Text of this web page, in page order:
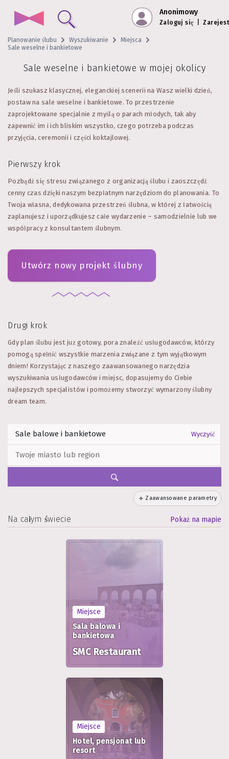
Anonimowy
Zaloguj się
Planowanie ślubu Wyszukiwanie
Miejsca
Sale weselne i bankietowe
Sale weselne i bankietowe w mojej okolicy
Jeśli szukasz klasycznej, eleganckiej scenerii na Wasz wielki dzień,
postaw na sale weselne i bankietowe. To przestrzenie
zaprojektowane specjalnie z myślą o parach młodych, tak aby
zapewnić im i ich bliskim wszystko, czego potrzeba podczas
przyjęcia, ceremonii i części koktajlowej.
Pierwszy krok
Pozbądź się stresu związanego z organizacją ślubu i zaoszczędź
cenny czas dzięki naszym bezpłatnym narzędziom do planowania. To
Twoja własna, dedykowana przestrzeń ślubna, w której z łatwością
zaplanujesz i uporządkujesz całe wydarzenie – samodzielnie lub we
współpracy z konsultantem ślubnym.
Utwórz nowy projekt ślubny
Drugi krok
Gdy plan ślubu jest już gotowy, pora znaleźć usługodawców, którzy
pomogą spełnić wszystkie marzenia związane z tym wyjątkowym
dniem! Korzystając z naszego zaawansowanego narzędzia
wyszukiwania usługodawców i miejsc, dopasujemy do Ciebie
najlepszych specjalistów i pomożemy stworzyć wymarzony ślubny
dream team.
Wyczyść
Zaawansowane parametry
Na całym świecie Pokaż na mapie
Miejsce
Sala balowa i
bankietowa
SMC Restaurant
Miejsce
Hotel, pensjonat lub
resort